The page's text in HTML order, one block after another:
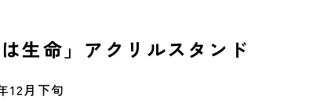
生命」アクリルスタンド
12月下旬